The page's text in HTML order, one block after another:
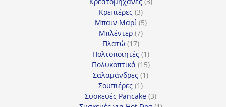
Κρεπιέρες 33
προϊόντα
Μπαιν Μαρί 55
Μπλέντερ 77
Πλατώ 1717
προϊόντα
Πολτοποιητές 11
προϊόν
Πολυκοπτικά 1515
προϊόντα
Σαλαμάνδρες 11
Σουπιέρες 11
προϊόν
Συσκευές Pancake 33